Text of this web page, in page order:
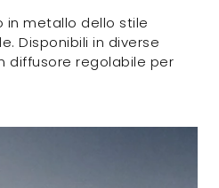
in metallo dello stile
Disponibili in diverse
diffusore regolabile per